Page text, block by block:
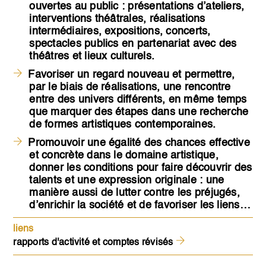
ouvertes au public: présentations d’ateliers,
interventions théâtrales, réalisations
intermédiaires, expositions, concerts,
spectacles publics en partenariat avec des
théâtres et lieux culturels.
Favoriser un regard nouveauet permettre,
par le biais de réalisations, une rencontre
entre des univers différents, en même temps
que marquer des étapes dans une recherche
de formes artistiques contemporaines.
Promouvoir une égalité des chances effective
et concrète dans le domaine artistique,
donner les conditions pour faire découvrir des
talents et une expression originale : une
manière aussi de lutter contre les préjugés,
d’enrichir la société et de favoriser les liens…
liens
rapports d'activité et comptes révisés